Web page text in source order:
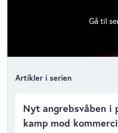
Gå til
Artikler i serien
Nyt angrebsvåben i
kamp mod